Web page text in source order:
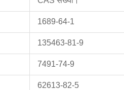
1689-64-1
135463-81-9
7491-74-9
62613-82-5